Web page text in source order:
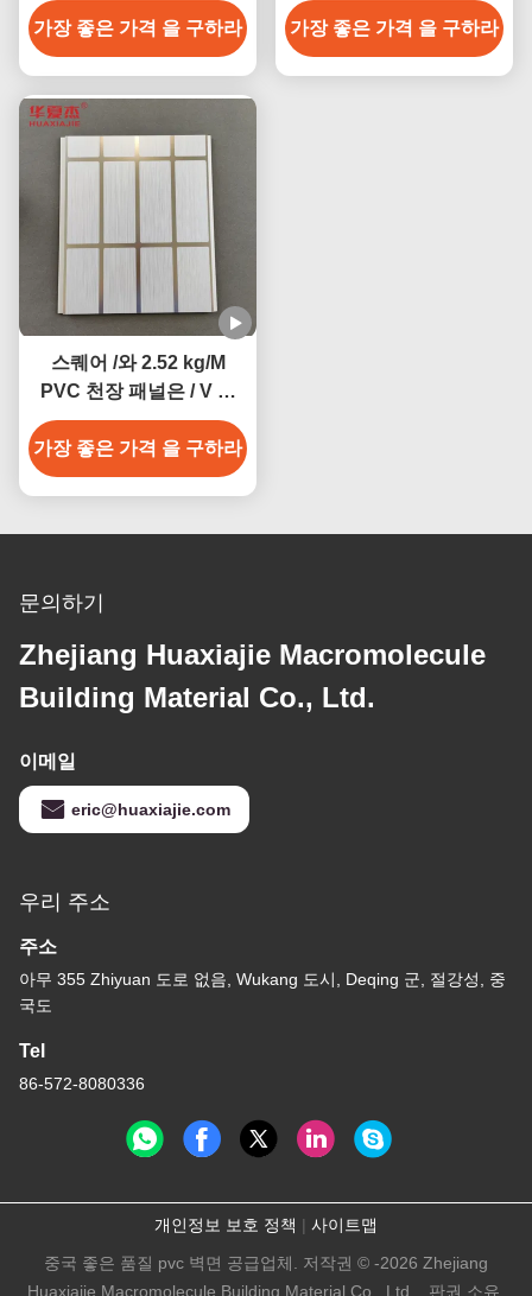
가장 좋은 가격 을 구하라
가장 좋은 가격 을 구하라
스퀘어 /와 2.52 kg/M
PVC 천장 패널은 / V 홈
모서리 내습성을 숨겼습니
다
가장 좋은 가격 을 구하라
문의하기
Zhejiang Huaxiajie Macromolecule
Building Material Co., Ltd.
이메일
eric@huaxiajie.com
우리 주소
주소
아무 355 Zhiyuan 도로 없음, Wukang 도시, Deqing 군, 절강성, 중
국도
Tel
86-572-8080336
개인정보 보호 정책 | 사이트맵
중국 좋은 품질 pvc 벽면 공급업체. 저작권 © -2026 Zhejiang
Huaxiajie Macromolecule Building Material Co., Ltd. . 판권 소유.